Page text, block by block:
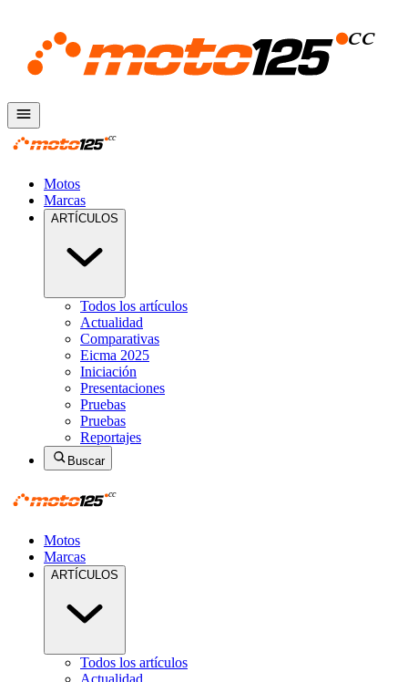
Motos
Marcas
ARTÍCULOS
Todos los artículos
Actualidad
Comparativas
Eicma 2025
Iniciación
Presentaciones
Pruebas
Pruebas
Reportajes
Buscar
Motos
Marcas
ARTÍCULOS
Todos los artículos
Actualidad